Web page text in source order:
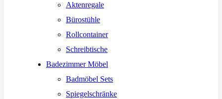
Aktenregale
Bürostühle
Rollcontainer
Schreibtische
Badezimmer Möbel
Badmöbel Sets
Spiegelschränke